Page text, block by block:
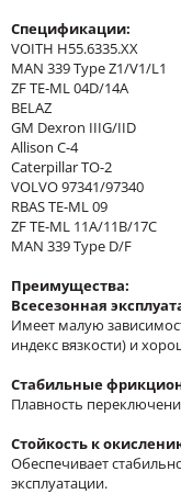
Спецификации:
VOITH H55.6335.XX
MAN 339 Type Z1/V1/L1
ZF TE-ML 04D/14A
BELAZ
GM Dexron IIIG/IID
Allison C-4
Caterpillar TO-2
VOLVO 97341/97340
RBAS TE-ML 09
ZF TE-ML 11A/11B/17C
MAN 339 Type D/F
Преимущества:
Всесезонная
Имеет малую
индекс вязкости) и
Стабильные
Плавность
Стойкость к
Обеспечивает
эксплуатации.